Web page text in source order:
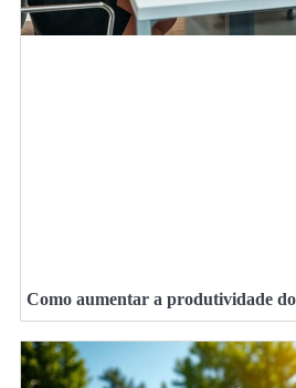
Como aumentar a produtividade